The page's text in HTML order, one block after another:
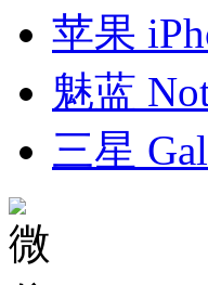
苹果
魅蓝
三星